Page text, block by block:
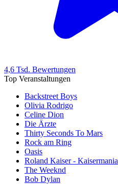
4,6 Tsd. Bewertungen
Top Veranstaltungen
Backstreet Boys
Olivia Rodrigo
Celine Dion
Die Ärzte
Thirty Seconds To Mars
Rock am Ring
Oasis
Roland Kaiser - Kaisermania
The Weeknd
Bob Dylan